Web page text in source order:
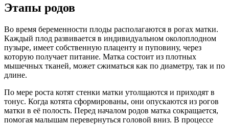
Этапы родов
Во время беременности плоды располагаются в рогах матки.
Каждый плод развивается в индивидуальном околоплодном
пузыре, имеет собственную плаценту и пуповину, через
которую получает питание. Матка состоит из плотных
мышечных тканей, может сжиматься как по диаметру, так и по
длине.
По мере роста котят стенки матки утолщаются и приходят в
тонус. Когда котята сформированы, они опускаются из рогов
матки в её полость. Перед началом родов матка сокращается,
помогая малышам перевернуться головой вниз. В процессе